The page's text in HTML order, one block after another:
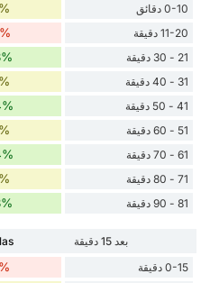
0-10 دقائق
11-20 دقيقة
21 - 30 دقيقة
31 - 40 دقيقة
41 - 50 دقيقة
51 - 60 دقيقة
61 - 70 دقيقة
71 - 80 دقيقة
81 - 90 دقيقة
بعد 15 دقيقة
0-15 دقيقة